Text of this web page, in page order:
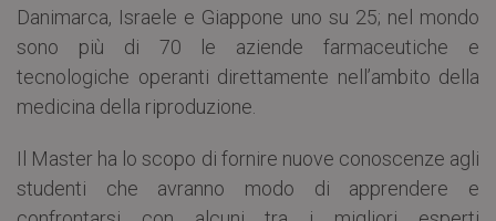
Danimarca, Israele e Giappone uno su 25; nel mondo
sono più di 70 le aziende farmaceutiche e
tecnologiche operanti direttamente nell’ambito della
medicina della riproduzione.
Il Master ha lo scopo di fornire nuove conoscenze agli
studenti che avranno modo di apprendere e